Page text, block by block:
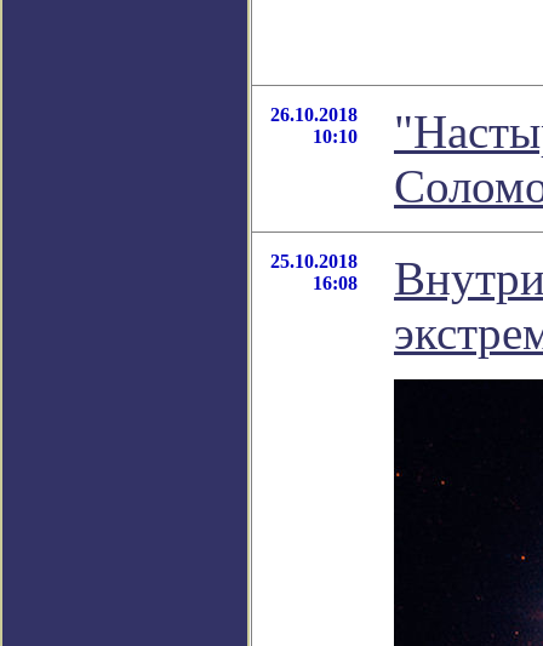
26.10.2018
10:10
25.10.2018
16:08